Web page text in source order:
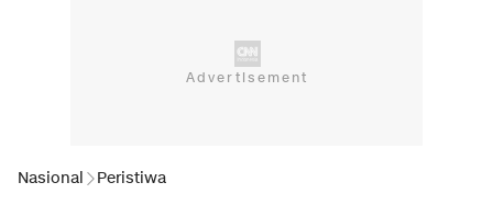
Nasional Peristiwa